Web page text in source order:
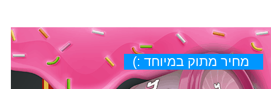
מחיר מתוק במיוחד :)